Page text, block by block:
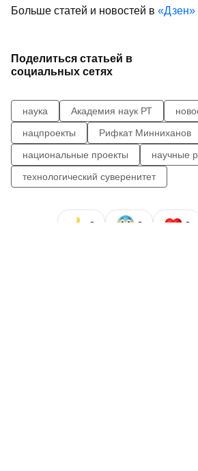
Больше статей и новостей в «Дзен»
Поделиться статьей в
социальных сетях
наука Академия наук РТ
нацпроекты
Рифкат Минниханов
национальные проекты
научные
технологический суверенитет
0 0 0